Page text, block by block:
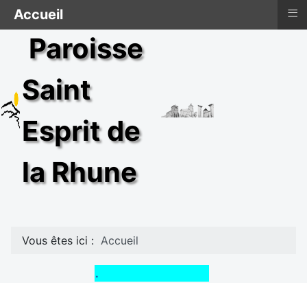
Paroisse
Saint
Esprit de
la Rhune
Vous êtes ici : Accueil
Voir les actualités ...
Accueil ≡